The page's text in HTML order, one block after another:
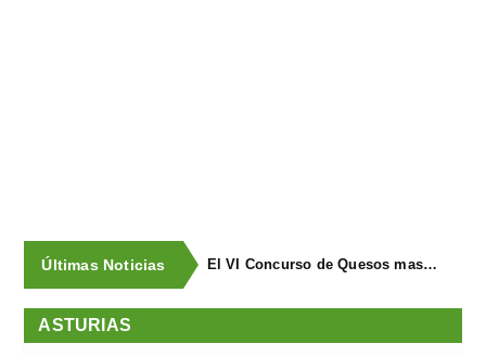
Últimas Noticias El VI Concurso de Quesos masymas buscael mejor queso artesano de España
ASTURIAS